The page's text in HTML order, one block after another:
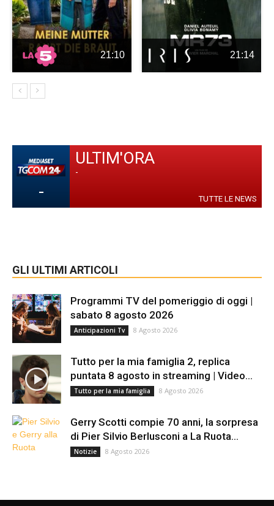
21:10 21:14
-
ULTIM'ORA
-
TUTTE LE NEWS
GLI ULTIMI ARTICOLI
Programmi TV del pomeriggio di oggi |
sabato 8 agosto 2026
Anticipazioni Tv 8 Agosto 2026
Tutto per la mia famiglia 2, replica
puntata 8 agosto in streaming | Video...
Tutto per la mia famiglia 8 Agosto 2026
Gerry Scotti compie 70 anni, la sorpresa
di Pier Silvio Berlusconi a La Ruota...
Notizie 8 Agosto 2026